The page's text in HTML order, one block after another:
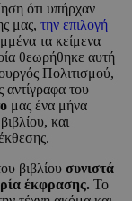
ότι υπήρχαν
μας, την επιλογή
τα κείμενα
θεωρήθηκε αυτή
Πολιτισμού,
του
μας ένα μήνα
και
βιβλίου συνιστά
έκφρασης. Το